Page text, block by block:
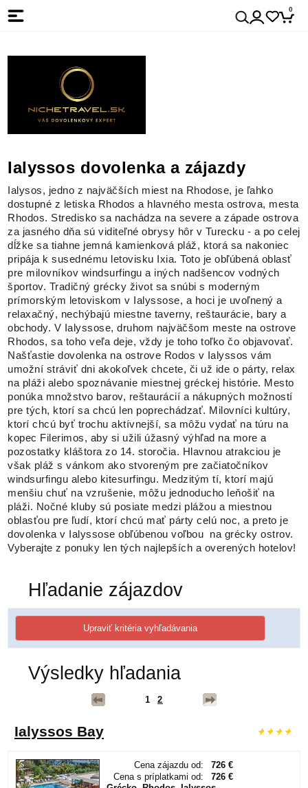
0
Ialyssos dovolenka a zájazdy
Ialysos, jedno z najväčších miest na Rhodose, je ľahko
dostupné z letiska Rhodos a hlavného mesta ostrova, mesta
Rhodos. Stredisko sa nachádza na severe a západe ostrova
za jasného dňa sú viditeľné obrysy hôr v Turecku - a po celej
dĺžke sa tiahne jemná kamienková pláž, ktorá sa nakoniec
pripája k susednému letovisku Ixia. Toto je obľúbená oblasť
pre milovníkov windsurfingu a iných nadšencov vodných
športov. Tradičný grécky život sa snúbi s moderným
prímorským letoviskom v Ialyssose, a hoci je uvoľnený a
relaxačný, nechýbajú miestne taverny, reštaurácie, bary a
obchody. V Ialyssose, druhom najväčšom meste na ostrove
Rhodos, sa toho veľa deje, vždy je toho toľko čo objavovať.
Našťastie dovolenka na ostrove Rodos v Ialyssos vám
umožní stráviť dni akokoľvek chcete, či už ide o párty, relax
na pláži alebo spoznávanie miestnej gréckej histórie. Mesto
ponúka množstvo barov, reštaurácií a nákupných možností
pre tých, ktorí sa chcú len poprechádzať. Milovníci kultúry,
ktorí chcú byť trochu aktívnejší, sa môžu vydať na túru na
kopec Filerimos, aby si užili úžasný výhľad na more a
pozostatky kláštora zo 14. storočia. Hlavnou atrakciou je
však pláž s vánkom ako stvoreným pre začiatočníkov
windsurfingu alebo kitesurfingu. Medzitým tí, ktorí majú
menšiu chuť na vzrušenie, môžu jednoducho leňošiť na
pláži. Nočné kluby sú posiate medzi plážou a miestnou
oblasťou pre ľudí, ktorí chcú mať párty celú noc, a preto je
dovolenka v Ialyssose obľúbenou voľbou na grécky ostrov.
Vyberajte z ponuky len tých najlepších a overených hotelov!